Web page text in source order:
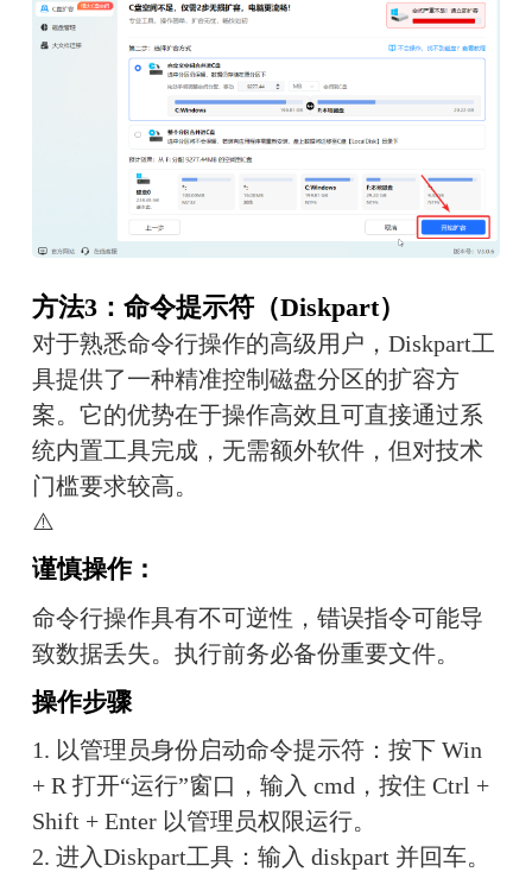
方法3：命令提示符（Diskpart）
对于熟悉命令行操作的高级用户，Diskpart工
具提供了一种精准控制磁盘分区的扩容方
案。它的优势在于操作高效且可直接通过系
统内置工具完成，无需额外软件，但对技术
门槛要求较高。
⚠️
谨慎操作：
命令行操作具有不可逆性，错误指令可能导
致数据丢失。执行前务必备份重要文件。
操作步骤
1. 以管理员身份启动命令提示符：按下 Win
+ R 打开“运行”窗口，输入 cmd，按住 Ctrl +
Shift + Enter 以管理员权限运行。
2. 进入Diskpart工具：输入 diskpart 并回车。